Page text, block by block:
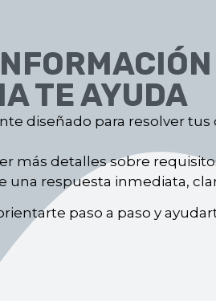
TE AYUDA
diseñado para resolver
más detalles sobre
respuesta inmediata,
paso a paso y